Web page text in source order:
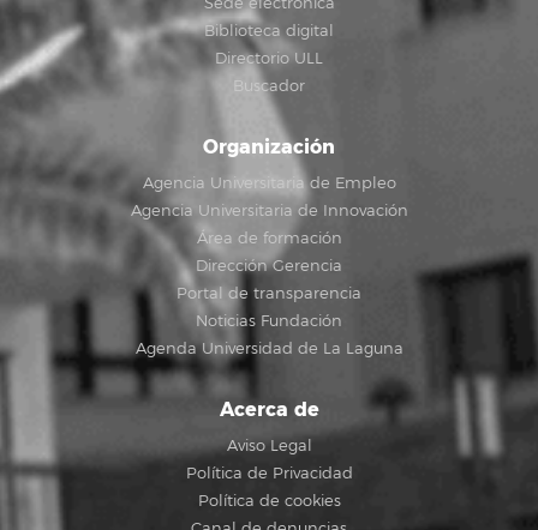
Biblioteca digital
Directorio ULL
Buscador
Organización
Agencia Universitaria de Empleo
Agencia Universitaria de Innovación
Área de formación
Dirección Gerencia
Portal de transparencia
Noticias Fundación
Agenda Universidad de La Laguna
Acerca de
Aviso Legal
Política de Privacidad
Política de cookies